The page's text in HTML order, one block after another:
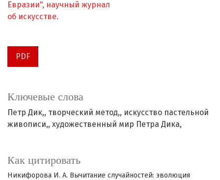
PDF
Ключевые слова
Петр Дик, творческий метод, искусство пастельной
живописи, художественный мир Петра Дика,
Как цитировать
Никифорова И. А. Вычитание случайностей: эволюция